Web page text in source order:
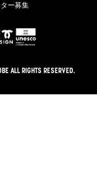
ー募集
ALL RIGHTS RESERVED.